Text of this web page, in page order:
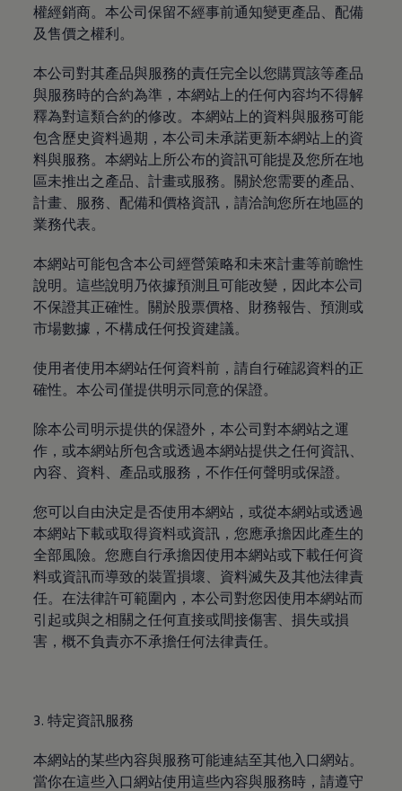
權經銷商。本公司保留不經事前通知變更產品、配備
及售價之權利。
本公司對其產品與服務的責任完全以您購買該等產品
與服務時的合約為準，本網站上的任何內容均不得解
釋為對這類合約的修改。本網站上的資料與服務可能
包含歷史資料過期，本公司未承諾更新本網站上的資
料與服務。本網站上所公布的資訊可能提及您所在地
區未推出之產品、計畫或服務。關於您需要的產品、
計畫、服務、配備和價格資訊，請洽詢您所在地區的
業務代表。
本網站可能包含本公司經營策略和未來計畫等前瞻性
說明。這些說明乃依據預測且可能改變，因此本公司
不保證其正確性。關於股票價格、財務報告、預測或
市場數據，不構成任何投資建議。
使用者使用本網站任何資料前，請自行確認資料的正
確性。本公司僅提供明示同意的保證。
除本公司明示提供的保證外，本公司對本網站之運
作，或本網站所包含或透過本網站提供之任何資訊、
內容、資料、產品或服務，不作任何聲明或保證。
您可以自由決定是否使用本網站，或從本網站或透過
本網站下載或取得資料或資訊，您應承擔因此產生的
全部風險。您應自行承擔因使用本網站或下載任何資
料或資訊而導致的裝置損壞、資料滅失及其他法律責
任。在法律許可範圍內，本公司對您因使用本網站而
引起或與之相關之任何直接或間接傷害、損失或損
害，概不負責亦不承擔任何法律責任。
3. 特定資訊服務
本網站的某些內容與服務可能連結至其他入口網站。
當你在這些入口網站使用這些內容與服務時，請遵守